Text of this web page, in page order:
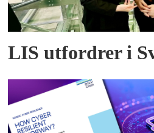
LIS utfordrer i